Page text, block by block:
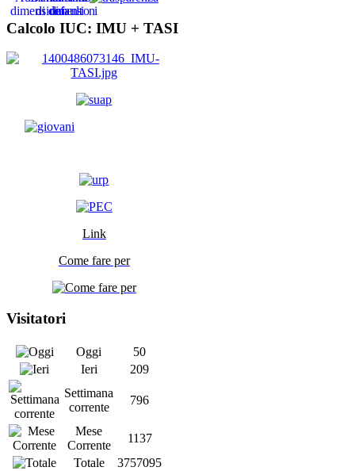
Calcolo IUC: IMU + TASI
Link
Come fare per
Visitatori
Oggi
50
Ieri
209
Settimana
corrente
796
Mese
Corrente
1137
Totale
3757095